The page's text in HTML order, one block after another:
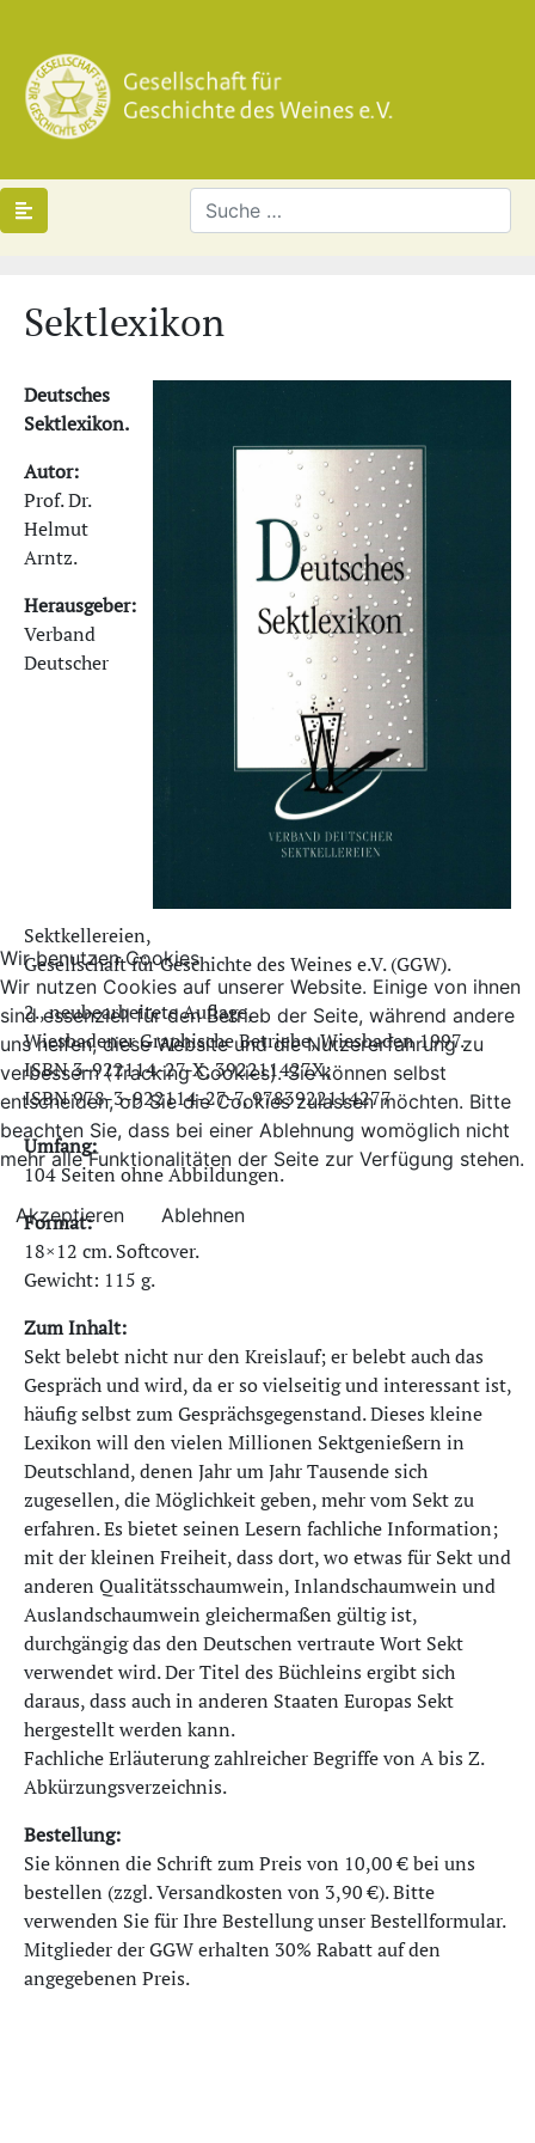
Sektlexikon
Deutsches
Sektlexikon.
Autor:
Prof. Dr.
Helmut
Arntz.
Herausgeber:
Verband
Deutscher
Sektkellereien,
Gesellschaft für Geschichte des Weines e.V. (GGW).
2., neubearbeitete Auflage,
Wiesbadener Graphische Betriebe, Wiesbaden 1997.
ISBN 3-922114-27-X, 392211427X;
ISBN 978-3-922114-27-7, 9783922114277
Umfang:
104 Seiten ohne Abbildungen.
Format:
18×12 cm. Softcover.
Gewicht: 115 g.
Zum Inhalt:
Sekt belebt nicht nur den Kreislauf; er belebt auch das
Gespräch und wird, da er so vielseitig und interessant ist,
häufig selbst zum Gesprächsgegenstand. Dieses kleine
Lexikon will den vielen Millionen Sektgenießern in
Deutschland, denen Jahr um Jahr Tausende sich
zugesellen, die Möglichkeit geben, mehr vom Sekt zu
erfahren. Es bietet seinen Lesern fachliche Information;
mit der kleinen Freiheit, dass dort, wo etwas für Sekt und
anderen Qualitätsschaumwein, Inlandschaumwein und
Auslandschaumwein gleichermaßen gültig ist,
durchgängig das den Deutschen vertraute Wort Sekt
verwendet wird. Der Titel des Büchleins ergibt sich
daraus, dass auch in anderen Staaten Europas Sekt
hergestellt werden kann.
Fachliche Erläuterung zahlreicher Begriffe von A bis Z.
Abkürzungsverzeichnis.
Bestellung:
Sie können die Schrift zum Preis von 10,00 € bei uns
bestellen (zzgl. Versandkosten von 3,90 €). Bitte
verwenden Sie für Ihre Bestellung unser Bestellformular.
Mitglieder der GGW erhalten 30% Rabatt auf den
angegebenen Preis.
Wir benutzen Cookies
Wir nutzen Cookies auf unserer Website. Einige von ihnen
sind essenziell für den Betrieb der Seite, während andere
uns helfen, diese Website und die Nutzererfahrung zu
verbessern (Tracking Cookies). Sie können selbst
entscheiden, ob Sie die Cookies zulassen möchten. Bitte
beachten Sie, dass bei einer Ablehnung womöglich nicht
mehr alle Funktionalitäten der Seite zur Verfügung stehen.
Akzeptieren Ablehnen